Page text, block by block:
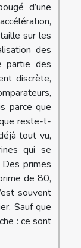
d’une
sur les
des
partie des
discrète,
parce que
reste-t-
tout vu,
qui se
primes
de 80,
souvent
Sauf que
: ce sont